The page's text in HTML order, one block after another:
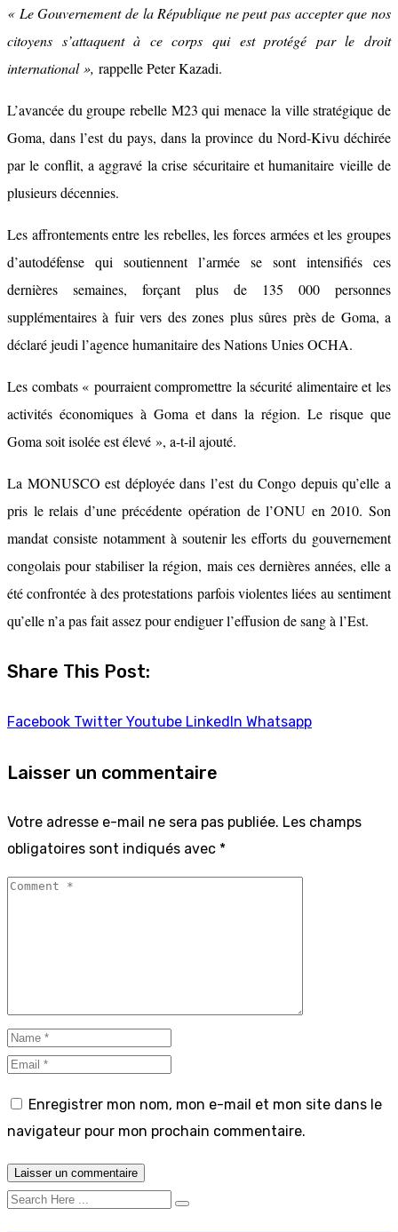
« Le Gouvernement de la République ne peut pas accepter que nos
citoyens s’attaquent à ce corps qui est protégé par le droit
international », rappelle Peter Kazadi.
L’avancée du groupe rebelle M23 qui menace la ville stratégique de
Goma, dans l’est du pays, dans la province du Nord-Kivu déchirée
par le conflit, a aggravé la crise sécuritaire et humanitaire vieille de
plusieurs décennies.
Les affrontements entre les rebelles, les forces armées et les groupes
d’autodéfense qui soutiennent l’armée se sont intensifiés ces
dernières semaines, forçant plus de 135 000 personnes
supplémentaires à fuir vers des zones plus sûres près de Goma, a
déclaré jeudi l’agence humanitaire des Nations Unies OCHA.
Les combats « pourraient compromettre la sécurité alimentaire et les
activités économiques à Goma et dans la région. Le risque que
Goma soit isolée est élevé », a-t-il ajouté.
La MONUSCO est déployée dans l’est du Congo depuis qu’elle a
pris le relais d’une précédente opération de l’ONU en 2010. Son
mandat consiste notamment à soutenir les efforts du gouvernement
congolais pour stabiliser la région, mais ces dernières années, elle a
été confrontée à des protestations parfois violentes liées au sentiment
qu’elle n’a pas fait assez pour endiguer l’effusion de sang à l’Est.
Share This Post:
Facebook Twitter Youtube LinkedIn Whatsapp
Laisser un commentaire
Votre adresse e-mail ne sera pas publiée. Les champs
obligatoires sont indiqués avec *
Enregistrer mon nom, mon e-mail et mon site dans le
navigateur pour mon prochain commentaire.